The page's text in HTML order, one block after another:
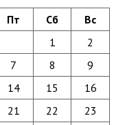
Пт Сб Вс
1
2
7 8
9
14 15
16
21 22
23